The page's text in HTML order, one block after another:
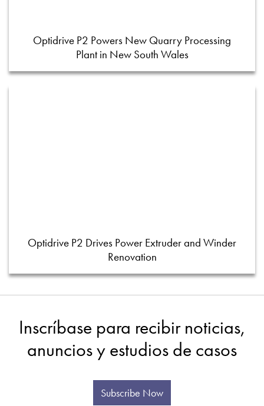
Optidrive P2 Powers New Quarry Processing
Plant in New South Wales
Optidrive P2 Drives Power Extruder and Winder
Renovation
Inscríbase para recibir noticias,
anuncios y estudios de casos
Subscribe Now